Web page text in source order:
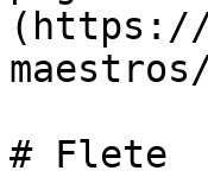
(https://
# Flete